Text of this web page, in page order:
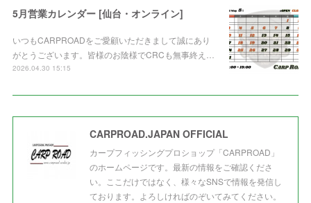
5月営業カレンダー [仙台・オンライン]
いつもCARPROADをご愛顧いただきまして誠にあり
がとうございます。皆様のお陰様でCRCも無事終え…
2026.04.30 15:15
CARPROAD.JAPAN OFFICIAL
カープフィッシングプロショップ「CARPROAD」
のホームページです。最新の情報をご確認くださ
い。ここだけではなく、様々なSNSで情報を発信し
ております。よろしければのぞいてみてください。